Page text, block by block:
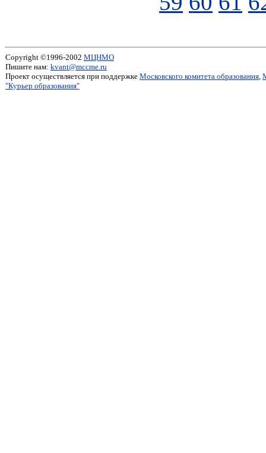
Copyright ©1996-2002 МЦНМО
Пишите нам: kvant@mccme.ru
Проект осуществляется при поддержке Московского комитета образования,
"Курьер образования"